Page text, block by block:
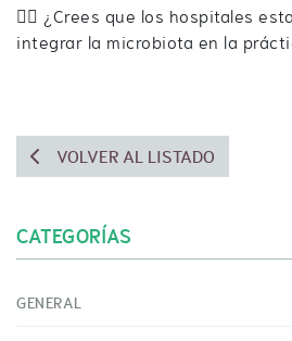
👉🏻 ¿Crees que los hospitales
integrar la microbiota en la
VOLVER AL LISTADO
CATEGORÍAS
GENERAL